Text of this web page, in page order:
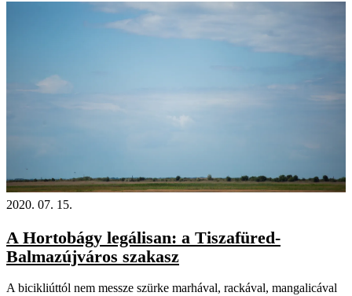
2020. 07. 15.
A Hortobágy legálisan: a Tiszafüred-
Balmazújváros szakasz
A bicikliúttól nem messze szürke marhával, rackával, mangalicával